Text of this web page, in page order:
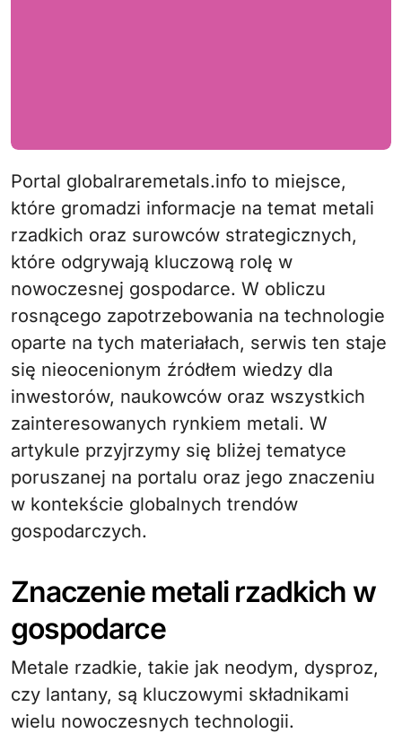
Portal globalraremetals.info to miejsce,
które gromadzi informacje na temat metali
rzadkich oraz surowców strategicznych,
które odgrywają kluczową rolę w
nowoczesnej gospodarce. W obliczu
rosnącego zapotrzebowania na technologie
oparte na tych materiałach, serwis ten staje
się nieocenionym źródłem wiedzy dla
inwestorów, naukowców oraz wszystkich
zainteresowanych rynkiem metali. W
artykule przyjrzymy się bliżej tematyce
poruszanej na portalu oraz jego znaczeniu
w kontekście globalnych trendów
gospodarczych.
Znaczenie metali rzadkich w
gospodarce
Metale rzadkie, takie jak neodym, dysproz,
czy lantany, są kluczowymi składnikami
wielu nowoczesnych technologii.